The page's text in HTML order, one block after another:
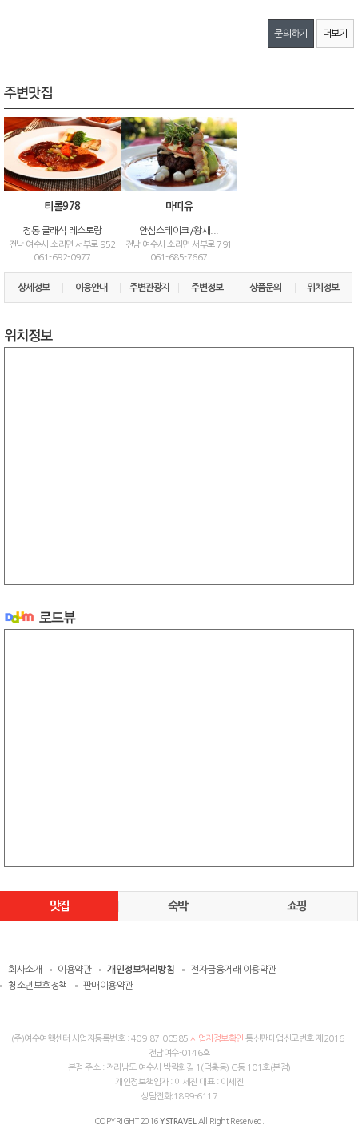
문의하기 더보기
티롤978
정통 클래식 레스토랑
전남 여수시 소라면 서부로 952
061-692-0977
마띠유
안심스테이크/왕새...
전남 여수시 소라면 서부로 791
061-685-7667
상세정보 이용안내 주변관광지 주변정보 상품문의 위치정보
맛집 숙박 쇼핑
회사소개 이용약관 개인정보처리방침
전자금융거래 이용약관
청소년보호정책
판매이용약관
(주)여수여행센터 사업자등록번호 : 409-87-00585사업자정보확인 통신판매업신고번호 제2016-
전남여수-0146호
본점 주소 : 전라남도 여수시 박람회길 1(덕충동) C동 101호(본점)
개인정보책임자 : 이세진 대표 : 이세진
상담전화:1899-6117
COPYRIGHT 2016YSTRAVEL All Right Reserved.